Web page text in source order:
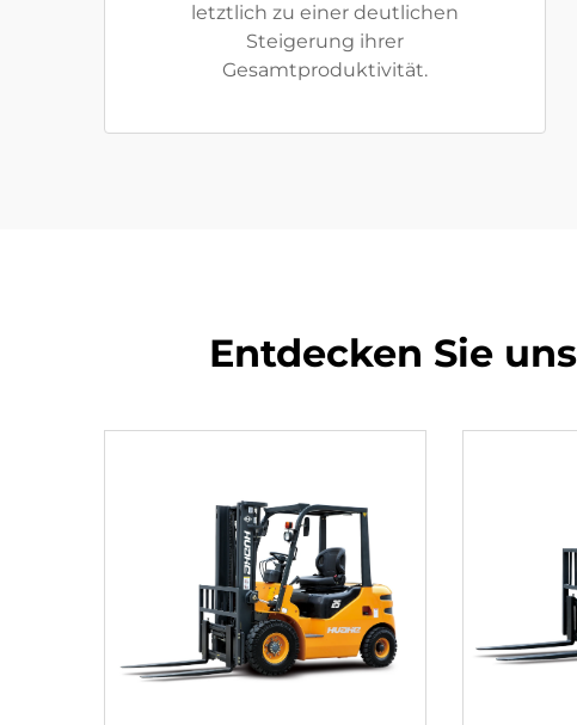
letztlich zu einer deutlichen
Steigerung ihrer
Gesamtproduktivität.
Entdecken Sie